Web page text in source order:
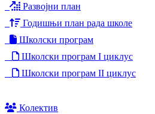
Развојни план
Годишњи план рада школе
Школски програм
Школски програм I циклус
Школски програм II циклус
Колектив